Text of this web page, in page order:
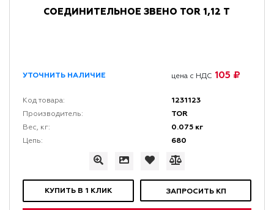
СОЕДИНИТЕЛЬНОЕ ЗВЕНО TOR 1,12 Т
УТОЧНИТЬ НАЛИЧИЕ цена с НДС 105 ₽
Код товара: 1231123
Производитель: TOR
Вес, кг: 0.075 кг
Цепь: 680
КУПИТЬ В 1 КЛИК ЗАПРОСИТЬ КП